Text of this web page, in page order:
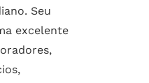
Seu
excelente